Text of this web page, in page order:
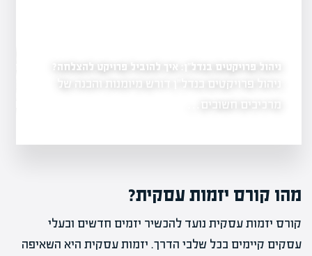
ניהול פרויקטים בנדל"ן: איך להוביל פרויקט להצלחה?
ניהול פרויקטים בנדל"ן דורש מיומנות והבנה של
מרכיבים חשובים…
בינוי יהיו שוות או
בית המשפט
מהו קורס יזמות עסקית?
קורס יזמות עסקית נועד להכשיר יזמים חדשים ובעלי
עסקים קיימים בכל שלבי הדרך. יזמות עסקית היא השאיפה